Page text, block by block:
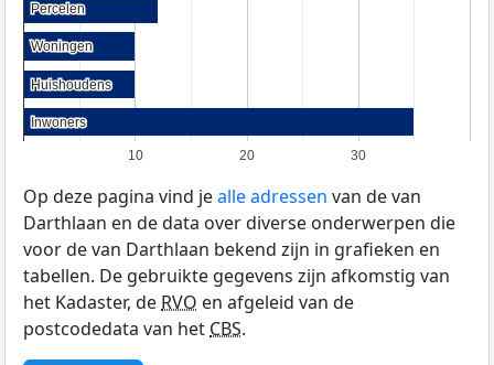
10 20 30
Percelen
Percelen
Woningen
Woningen
Huishoudens
Huishoudens
Inwoners
Inwoners
Op deze pagina vind jealle adressen van de van
Darthlaan en de data over diverse onderwerpen die
voor de van Darthlaan bekend zijn in grafieken en
tabellen. De gebruikte gegevens zijn afkomstig van
het Kadaster, deRVO en afgeleid van de
postcodedata van hetCBS.